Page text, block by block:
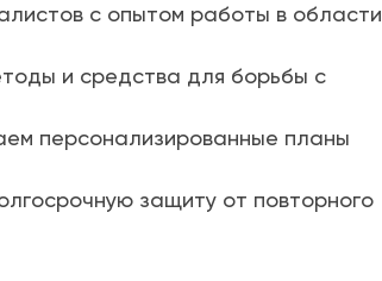
с опытом работы в области
и средства для борьбы с
персонализированные планы
защиту от повторного